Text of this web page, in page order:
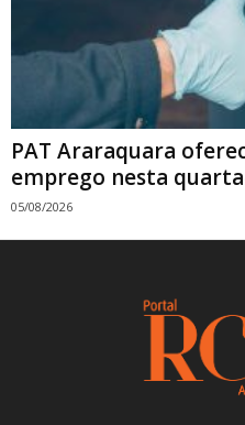
PAT Araraquara
emprego nesta
05/08/2026